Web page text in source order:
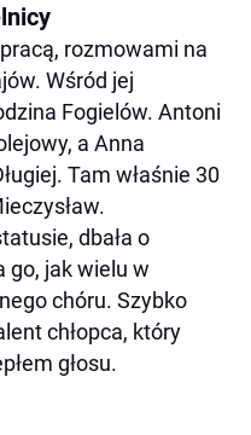
rozmowami na
Wśród jej
Fogielów. Antoni
a Anna
Tam właśnie 30
dbała o
go, jak wielu w
chóru. Szybko
chłopca, który
głosu.